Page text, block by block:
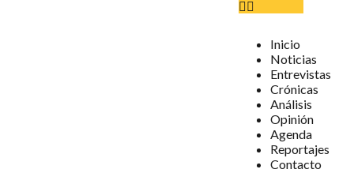
Inicio
Noticias
Entrevistas
Crónicas
Análisis
Opinión
Agenda
Reportajes
Contacto